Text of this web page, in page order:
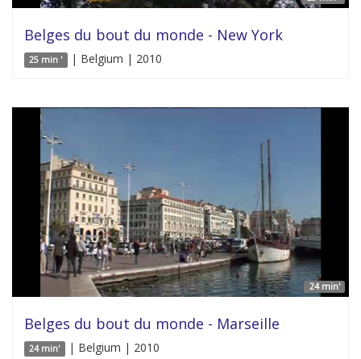
Belges du bout du monde - New York
25 min ' | Belgium | 2010
24 min'
Belges du bout du monde - Marseille
24 min' | Belgium | 2010